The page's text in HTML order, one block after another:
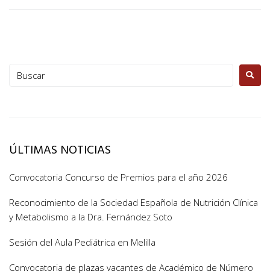
ÚLTIMAS NOTICIAS
Convocatoria Concurso de Premios para el año 2026
Reconocimiento de la Sociedad Española de Nutrición Clínica
y Metabolismo a la Dra. Fernández Soto
Sesión del Aula Pediátrica en Melilla
Convocatoria de plazas vacantes de Académico de Número